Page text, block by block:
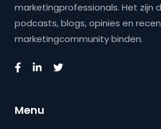
marketingprofessionals. Het zijn
podcasts, blogs, opinies en
marketingcommunity binden.
Menu